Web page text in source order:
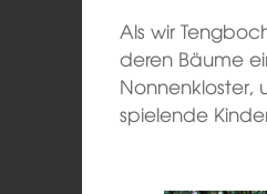
Als wir
deren Bäume
Nonnenkloster,
spielende